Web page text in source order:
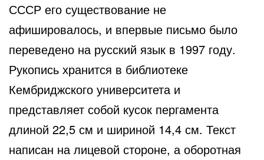
СССР его существование не
афишировалось, и впервые письмо было
переведено на русский язык в 1997 году.
Рукопись хранится в библиотеке
Кембриджского университета и
представляет собой кусок пергамента
длиной 22,5 см и шириной 14,4 см. Текст
написан на лицевой стороне, а оборотная